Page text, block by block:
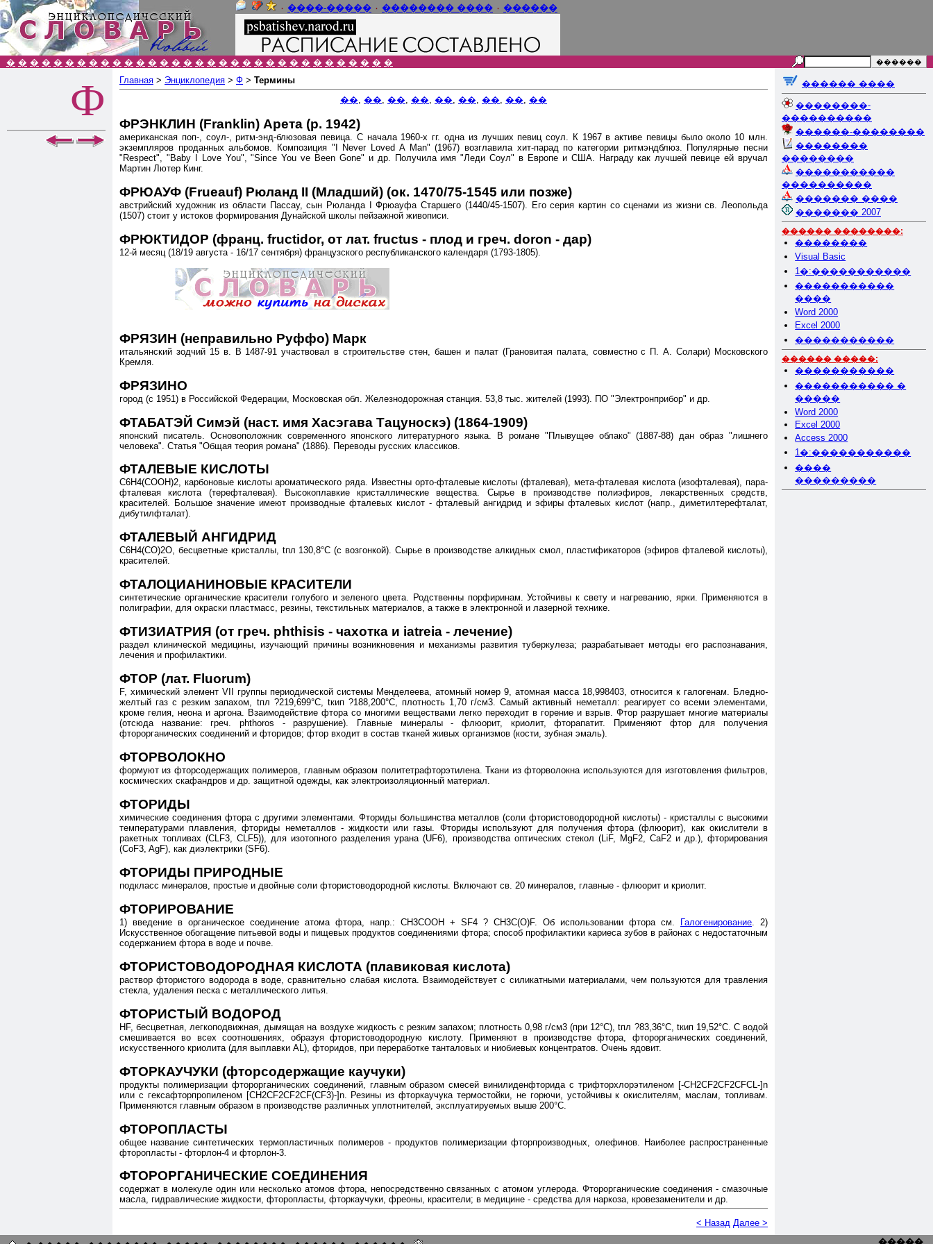
٠ ���� �������� ٠ �����-���� ٠ ������
� � � � � � � � � � � � � � � � � � � � � � � � � � � � � � � � �
Ф Главная > Энциклопедия > Ф > Термины
��, ��, ��, ��, ��, ��, ��, ��, ��
ФРЭНКЛИН (Franklin) Арета (р. 1942)
американская поп-, соул-, ритм-энд-блюзовая певица. С начала 1960-х гг. одна из лучших певиц соул. К 1967 в активе певицы было около 10 млн.
экземпляров проданных альбомов. Композиция "I Never Loved A Man" (1967) возглавила хит-парад по категории ритмэндблюз. Популярные песни
"Respect", "Baby I Love You", "Since You ve Been Gone" и др. Получила имя "Леди Соул" в Европе и США. Награду как лучшей певице ей вручал
Мартин Лютер Кинг.
ФРЮАУФ (Frueauf) Рюланд II (Младший) (ок. 1470/75-1545 или позже)
австрийский художник из области Пассау, сын Рюланда I Фрюауфа Старшего (1440/45-1507). Его серия картин со сценами из жизни св. Леопольда
(1507) стоит у истоков формирования Дунайской школы пейзажной живописи.
ФРЮКТИДОР (франц. fructidor, от лат. fructus - плод и греч. doron - дар)
12-й месяц (18/19 августа - 16/17 сентября) французского республиканского календаря (1793-1805).
ФРЯЗИН (неправильно Руффо) Марк
итальянский зодчий 15 в. В 1487-91 участвовал в строительстве стен, башен и палат (Грановитая палата, совместно с П. А. Солари) Московского
Кремля.
ФРЯЗИНО
город (с 1951) в Российской Федерации, Московская обл. Железнодорожная станция. 53,8 тыс. жителей (1993). ПО "Электронприбор" и др.
ФТАБАТЭЙ Симэй (наст. имя Хасэгава Тацуноскэ) (1864-1909)
японский писатель. Основоположник современного японского литературного языка. В романе "Плывущее облако" (1887-88) дан образ "лишнего
человека". Статья "Общая теория романа" (1886). Переводы русских классиков.
ФТАЛЕВЫЕ КИСЛОТЫ
C6H4(COOH)2, карбоновые кислоты ароматического ряда. Известны орто-фталевые кислоты (фталевая), мета-фталевая кислота (изофталевая), пара-
фталевая кислота (терефталевая). Высокоплавкие кристаллические вещества. Сырье в производстве полиэфиров, лекарственных средств,
красителей. Большое значение имеют производные фталевых кислот - фталевый ангидрид и эфиры фталевых кислот (напр., диметилтерефталат,
дибутилфталат).
ФТАЛЕВЫЙ АНГИДРИД
C6H4(CO)2O, бесцветные кристаллы, tпл 130,8°С (с возгонкой). Сырье в производстве алкидных смол, пластификаторов (эфиров фталевой кислоты),
красителей.
ФТАЛОЦИАНИНОВЫЕ КРАСИТЕЛИ
синтетические органические красители голубого и зеленого цвета. Родственны порфиринам. Устойчивы к свету и нагреванию, ярки. Применяются в
полиграфии, для окраски пластмасс, резины, текстильных материалов, а также в электронной и лазерной технике.
ФТИЗИАТРИЯ (от греч. phthisis - чахотка и iatreia - лечение)
раздел клинической медицины, изучающий причины возникновения и механизмы развития туберкулеза; разрабатывает методы его распознавания,
лечения и профилактики.
ФТОР (лат. Fluorum)
F, химический элемент VII группы периодической системы Менделеева, атомный номер 9, атомная масса 18,998403, относится к галогенам. Бледно-
желтый газ с резким запахом, tпл ?219,699°С, tкип ?188,200°С, плотность 1,70 г/см3. Самый активный неметалл: реагирует со всеми элементами,
кроме гелия, неона и аргона. Взаимодействие фтора со многими веществами легко переходит в горение и взрыв. Фтор разрушает многие материалы
(отсюда название: греч. phthoros - разрушение). Главные минералы - флюорит, криолит, фторапатит. Применяют фтор для получения
фторорганических соединений и фторидов; фтор входит в состав тканей живых организмов (кости, зубная эмаль).
ФТОРВОЛОКНО
формуют из фторсодержащих полимеров, главным образом политетрафторэтилена. Ткани из фторволокна используются для изготовления фильтров,
космических скафандров и др. защитной одежды, как электроизоляционный материал.
ФТОРИДЫ
химические соединения фтора с другими элементами. Фториды большинства металлов (соли фтористоводородной кислоты) - кристаллы с высокими
температурами плавления, фториды неметаллов - жидкости или газы. Фториды используют для получения фтора (флюорит), как окислители в
ракетных топливах (CLF3, CLF5)), для изотопного разделения урана (UF6), производства оптических стекол (LiF, MgF2, CaF2 и др.), фторирования
(CoF3, AgF), как диэлектрики (SF6).
ФТОРИДЫ ПРИРОДНЫЕ
подкласс минералов, простые и двойные соли фтористоводородной кислоты. Включают св. 20 минералов, главные - флюорит и криолит.
ФТОРИРОВАНИЕ
1) введение в органическое соединение атома фтора, напр.: CH3COOH + SF4 ? CH3C(O)F. Об использовании фтора см. Галогенирование . 2)
Искусственное обогащение питьевой воды и пищевых продуктов соединениями фтора; способ профилактики кариеса зубов в районах с недостаточным
содержанием фтора в воде и почве.
ФТОРИСТОВОДОРОДНАЯ КИСЛОТА (плавиковая кислота)
раствор фтористого водорода в воде, сравнительно слабая кислота. Взаимодействует с силикатными материалами, чем пользуются для травления
стекла, удаления песка с металлического литья.
ФТОРИСТЫЙ ВОДОРОД
HF, бесцветная, легкоподвижная, дымящая на воздухе жидкость с резким запахом; плотность 0,98 г/см3 (при 12°С), tпл ?83,36°С, tкип 19,52°С. С водой
смешивается во всех соотношениях, образуя фтористоводородную кислоту. Применяют в производстве фтора, фторорганических соединений,
искусственного криолита (для выплавки AL), фторидов, при переработке танталовых и ниобиевых концентратов. Очень ядовит.
ФТОРКАУЧУКИ (фторсодержащие каучуки)
продукты полимеризации фторорганических соединений, главным образом смесей винилиденфторида с трифторхлорэтиленом [-CH2CF2CF2CFCL-]n
или с гексафторпропиленом [CH2CF2CF2CF(CF3)-]n. Резины из фторкаучука термостойки, не горючи, устойчивы к окислителям, маслам, топливам.
Применяются главным образом в производстве различных уплотнителей, эксплуатируемых выше 200°С.
ФТОРОПЛАСТЫ
общее название синтетических термопластичных полимеров - продуктов полимеризации фторпроизводных, олефинов. Наиболее распространенные
фтороплаcты - фторлон-4 и фторлон-3.
ФТОРОРГАНИЧЕСКИЕ СОЕДИНЕНИЯ
содержат в молекуле один или несколько атомов фтора, непосредственно связанных с атомом углерода. Фторорганические соединения - смазочные
масла, гидравлические жидкости, фторопласты, фторкаучуки, фреоны, красители; в медицине - средства для наркоза, кровезаменители и др.
< Назад Далее >
������ ����
��������-
����������
������-��������
��������
��������
�����������
����������
������� ����
������� 2007
������ ��������:
��������
Visual Basic
1�:�����������
�����������
����
Word 2000
Excel 2000
�����������
������ �����:
�����������
����������� �
�����
Word 2000
Excel 2000
Access 2000
1�:�����������
����
���������
�����